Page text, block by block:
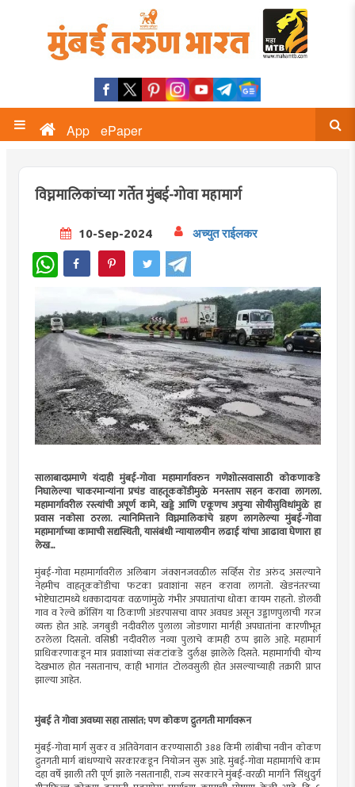
App ePaper
विघ्नमालिकांच्या गर्तेत मुंबई-गोवा महामार्ग
10-Sep-2024 अच्युत राईलकर
WhatsApp
सालाबादप्रमाणे यंदाही मुंबई-गोवा महामार्गावरुन गणेशोत्सवासाठी कोकणाकडे
निघालेल्या चाकरमान्यांना प्रचंड वाहतूककोंडीमुळे मनस्ताप सहन करावा लागला.
महामार्गावरील रस्त्यांची अपूर्ण कामे, खड्डे आणि एकूणच अपुर्‍या सोयीसुविधांमुळे हा
प्रवास नकोसा ठरला. त्यानिमित्ताने विघ्नमालिकांचे ग्रहण लागलेल्या मुंबई-गोवा
महामार्गाच्या कामाची सद्यस्थिती, यासंबंधी न्यायालयीन लढाई यांचा आढावा घेणारा हा
लेख...
मुंबई-गोवा महामार्गावरील अलिबाग जंक्शनजवळील सर्व्हिस रोड अरुंद असल्याने
नेहमीच वाहतूककोंडीचा फटका प्रवाशांना सहन करावा लागतो. खेडनंतरच्या
भोष्टेघाटामध्ये धक्कादायक वळणांमुळे गंभीर अपघातांचा धोका कायम राहतो. डोलवी
गाव व रेल्वे क्रॉसिंग या ठिकाणी अंडरपासचा वापर अवघड असून उड्डाणपुलाची गरज
व्यक्त होत आहे. जगबुडी नदीवरील पुलाला जोडणारा मार्गही अपघातांना कारणीभूत
ठरलेला दिसतो. वसिष्ठी नदीवरील नव्या पुलाचे कामही ठप्प झाले आहे. महामार्ग
प्राधिकरणाकडून मात्र प्रवाशांच्या संकटांकडे दुर्लक्ष झालेले दिसते. महामार्गाची योग्य
देखभाल होत नसतानाच, काही भागांत टोलवसुली होत असल्याच्याही तक्रारी प्राप्त
झाल्या आहेत.
मुंबई ते गोवा अवघ्या सहा तासांत; पण कोकण द्रुतगती मार्गावरून
मुंबई-गोवा मार्ग सुकर व अतिवेगवान करण्यासाठी 388 किमी लांबीचा नवीन कोकण
द्रुतगती मार्ग बांधण्याचे सरकारकडून नियोजन सुरू आहे. मुंबई-गोवा महामार्गाचे काम
दहा वर्षे झाली तरी पूर्ण झाले नसतानाही, राज्य सरकारने मुंबई-वरळी मार्गाने ‘सिंधुदुर्ग